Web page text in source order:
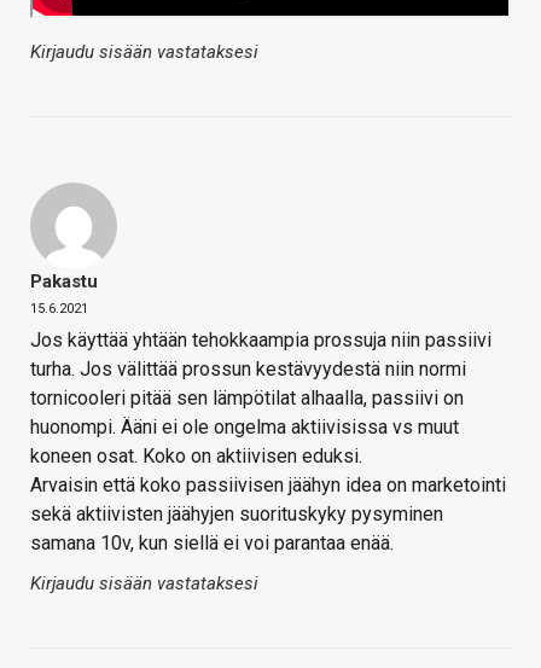
Kirjaudu sisään vastataksesi
Pakastu
15.6.2021
Jos käyttää yhtään tehokkaampia prossuja niin passiivi
turha. Jos välittää prossun kestävyydestä niin normi
tornicooleri pitää sen lämpötilat alhaalla, passiivi on
huonompi. Ääni ei ole ongelma aktiivisissa vs muut
koneen osat. Koko on aktiivisen eduksi.
Arvaisin että koko passiivisen jäähyn idea on marketointi
sekä aktiivisten jäähyjen suorituskyky pysyminen
samana 10v, kun siellä ei voi parantaa enää.
Kirjaudu sisään vastataksesi